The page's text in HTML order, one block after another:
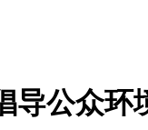
导公众环